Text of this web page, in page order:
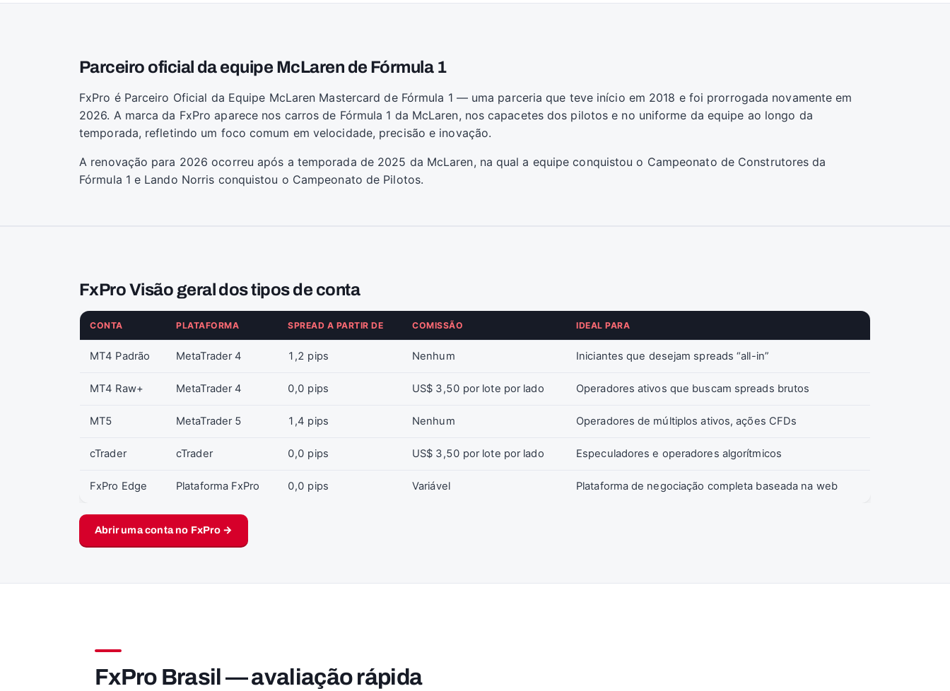
Parceiro oficial da equipe McLaren de Fórmula 1
FxPro é Parceiro Oficial da Equipe McLaren Mastercard de Fórmula 1 — uma parceria que teve início em 2018 e foi prorrogada novamente em
2026. A marca da FxPro aparece nos carros de Fórmula 1 da McLaren, nos capacetes dos pilotos e no uniforme da equipe ao longo da
temporada, refletindo um foco comum em velocidade, precisão e inovação.
A renovação para 2026 ocorreu após a temporada de 2025 da McLaren, na qual a equipe conquistou o Campeonato de Construtores da
Fórmula 1 e Lando Norris conquistou o Campeonato de Pilotos.
FxPro Visão geral dos tipos de conta
CONTA PLATAFORMA SPREAD A PARTIR DE COMISSÃO IDEAL PARA
MT4 Padrão MetaTrader 4 1,2 pips Nenhum Iniciantes que desejam spreads “all-in”
MT4 Raw+ MetaTrader 4 0,0 pips US$ 3,50 por lote por lado Operadores ativos que buscam spreads brutos
MT5 MetaTrader 5 1,4 pips Nenhum Operadores de múltiplos ativos, ações CFDs
cTrader cTrader 0,0 pips US$ 3,50 por lote por lado Especuladores e operadores algorítmicos
FxPro Edge Plataforma FxPro 0,0 pips Variável Plataforma de negociação completa baseada na web
Abrir uma conta no FxPro →
FxPro Brasil — avaliação rápida